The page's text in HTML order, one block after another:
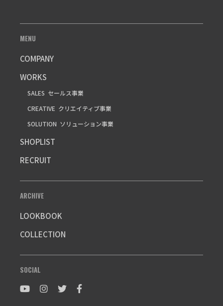
MENU
COMPANY
WORKS
SALES セールス事業
CREATIVE クリエイティブ事業
SOLUTION ソリューション事業
SHOPLIST
RECRUIT
ARCHIVE
LOOKBOOK
COLLECTION
SOCIAL